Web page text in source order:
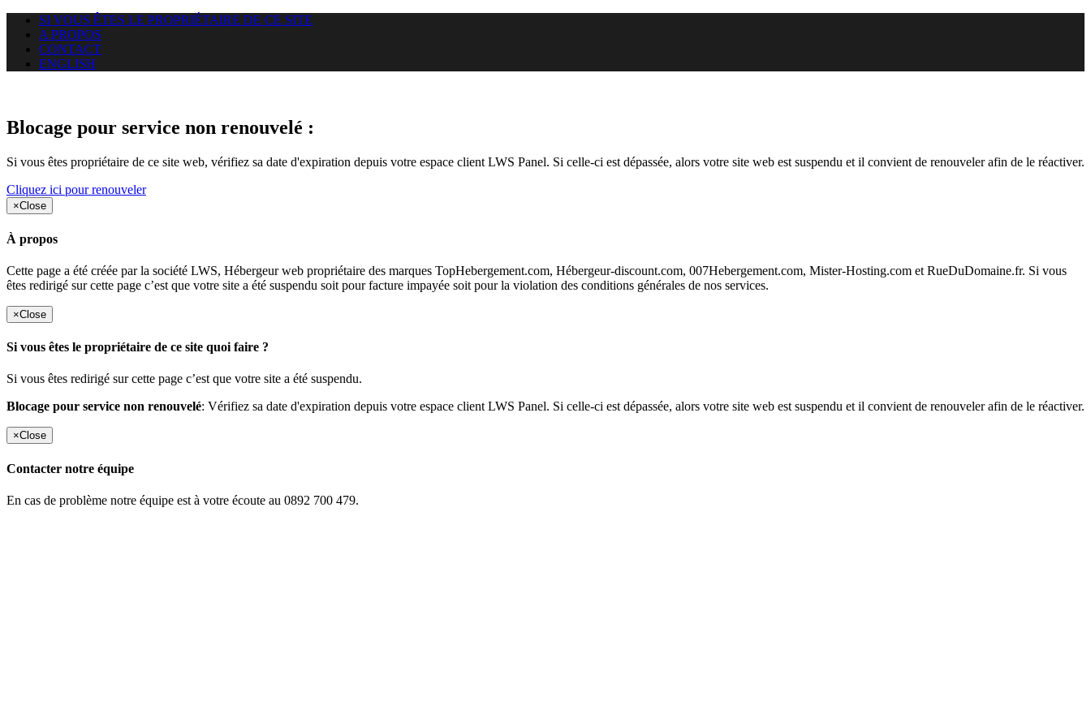
SI VOUS ÊTES LE PROPRIÉTAIRE DE CE SITE
A PROPOS
CONTACT
ENGLISH
Blocage pour service non renouvelé :
Si vous êtes propriétaire de ce site web, vérifiez sa date d'expiration depuis votre espace client LWS Panel. Si celle-ci est dépassée, alors votre site web est suspendu et il convient de renouveler afin de le réactiver.
Cliquez ici pour renouveler
×Close
À propos
Cette page a été créée par la société LWS, Hébergeur web propriétaire des marques TopHebergement.com, Hébergeur-discount.com, 007Hebergement.com, Mister-Hosting.com et RueDuDomaine.fr. Si vous
êtes redirigé sur cette page c’est que votre site a été suspendu soit pour facture impayée soit pour la violation des conditions générales de nos services.
×Close
Si vous êtes le propriétaire de ce site quoi faire ?
Si vous êtes redirigé sur cette page c’est que votre site a été suspendu.
Blocage pour service non renouvelé: Vérifiez sa date d'expiration depuis votre espace client LWS Panel. Si celle-ci est dépassée, alors votre site web est suspendu et il convient de renouveler afin de le réactiver.
×Close
Contacter notre équipe
En cas de problème notre équipe est à votre écoute au 0892 700 479.